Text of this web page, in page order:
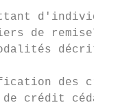
de remise7
décrites
des
crédit